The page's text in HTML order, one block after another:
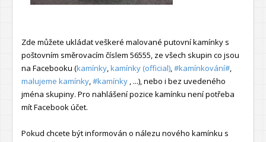
Zde můžete ukládat veškeré malované putovní kamínky s
poštovním směrovacím číslem 56555, ze všech skupin co jsou
na Facebooku (kamínky kamínky (official) #kamínkování#
malujeme kamínky #kamínky , ...), nebo i bez uvedeného
jména skupiny. Pro nahlášení pozice kamínku není potřeba
mít Facebook účet.
Pokud chcete být informován o nálezu nového kamínku s